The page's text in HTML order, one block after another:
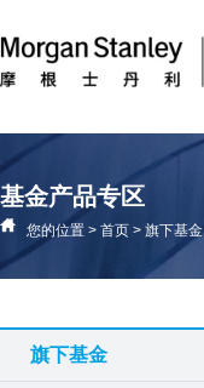
基金产品专区
您的位置 > 首页 > 旗下基金
旗下基金